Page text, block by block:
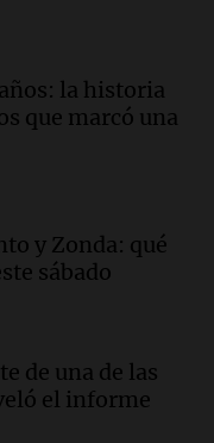
9.000
hasta
primer
Jorge, no sé si
llegó"
la historia
que marcó una
y Zonda: qué
sábado
de una de las
el informe